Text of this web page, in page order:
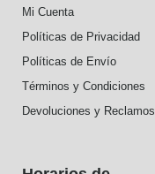
Mi Cuenta
Políticas de Privacidad
Políticas de Envío
Términos y Condiciones
Devoluciones y Reclamos